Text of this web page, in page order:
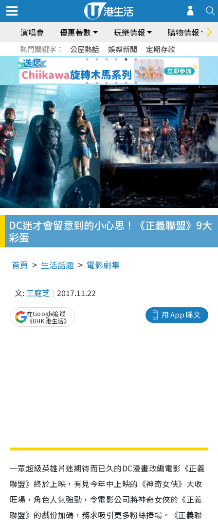
演唱會 優惠著數 玩樂情報 購物情報
熱門關鍵字： 公屋熱話 娛樂新聞 定期存款
DC迷才會留意到的小心思！《正義聯盟》9大
彩蛋
首頁 生活話題 電影劇集
文: 王庭芝 2017.11.22
用 App 睇文
在Google追蹤
《UHK 港生活》
一眾超級英雄片迷期待而已久的DC漫畫改編電影《正義
聯盟》終於上映，有見今年中上映的《神奇女俠》大收
旺場，角色人氣強勁，令電影公司將神奇女俠於《正義
聯盟》的戲份加碼，務求吸引更多粉絲捧場。《正義聯